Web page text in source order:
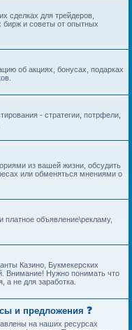
сделках для трейдеров,
бирж и советы от опытных
об акциях, бонусах, подарках
- стратегии, потрфели,
из вашей жизни, обсудить
или обменяться мнениями о
платное объявление\рекламу,
Казино, Букмекерских
Внимание! Нужно понимать что
не для заработка.
и предложения ❓
на наших ресурсах